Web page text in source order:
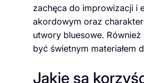
zachęca do improwizacji i
akordowym oraz
utwory bluesowe.
być świetnym materiałem
Jakie są